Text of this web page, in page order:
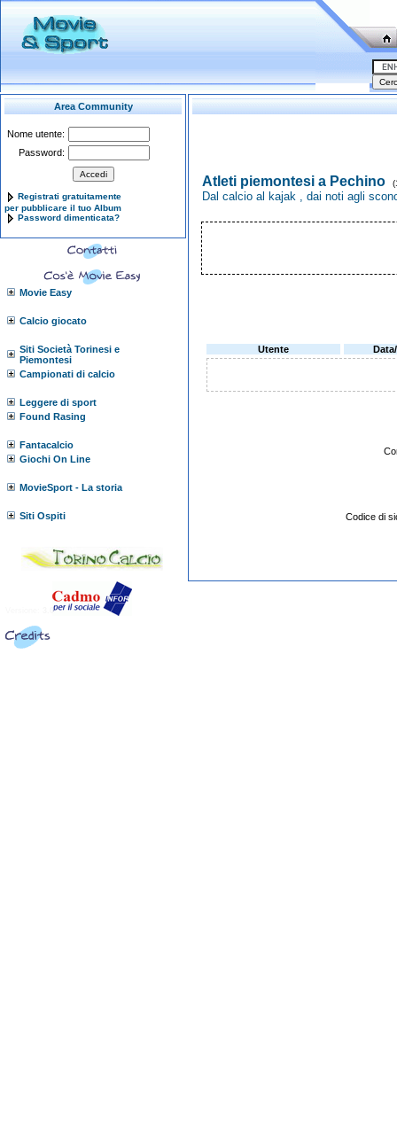
Area Community
Nome utente:
Password:
Registrati gratuitamente
per pubblicare il tuo Album
Password dimenticata?
Movie Easy
Calcio giocato
Siti Società Torinesi e
Piemontesi
Campionati di calcio
Leggere di sport
Found Rasing
Fantacalcio
Giochi On Line
MovieSport - La storia
Siti Ospiti
Atleti piemontesi a Pechino
Dal calcio al kajak , dai noti agli
Utente
Codice di
3.0